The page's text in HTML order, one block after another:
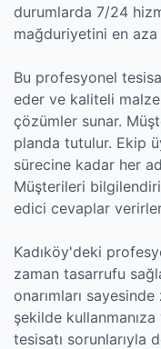
durumlarda 7/24
mağduriyetini en
Bu profesyonel
eder ve kaliteli
çözümler sunar.
planda tutulur. Ekip
sürecine kadar her
Müşterileri
edici cevaplar
Kadıköy'deki
zaman tasarrufu
onarımları
şekilde kullanmanıza
tesisatı sorunlarıyla